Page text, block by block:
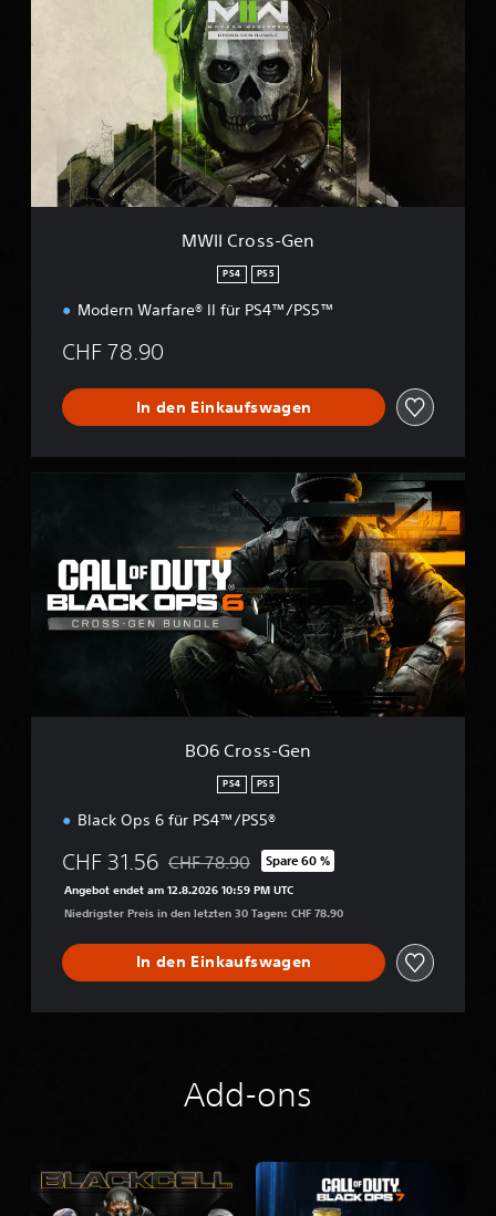
e
MWII Cross-Gen
PS4 PS5
Modern Warfare® II für PS4™/PS5™
CHF 78.90
In den Einkaufswagen
n
BO6 Cross-Gen
PS4 PS5
Black Ops 6 für PS4™/PS5®
CHF 31.56 Preisnachlass gegenüber dem Originalpreis
CHF 78.90 Spare 60 %
Angebot endet am 12.8.2026 10:59 PM UTC
Niedrigster Preis in den letzten 30 Tagen: CHF 78.90
In den Einkaufswagen
Add-ons